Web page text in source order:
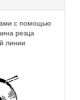
с помощью
резца
линии